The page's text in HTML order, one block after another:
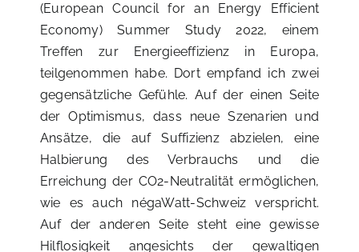
(European Council for an Energy Efficient
Economy) Summer Study 2022, einem
Treffen zur Energieeffizienz in Europa,
teilgenommen habe. Dort empfand ich zwei
gegensätzliche Gefühle. Auf der einen Seite
der Optimismus, dass neue Szenarien und
Ansätze, die auf Suffizienz abzielen, eine
Halbierung des Verbrauchs und die
Erreichung der CO2-Neutralität ermöglichen,
wie es auch négaWatt-Schweiz verspricht.
Auf der anderen Seite steht eine gewisse
Hilflosigkeit angesichts der gewaltigen